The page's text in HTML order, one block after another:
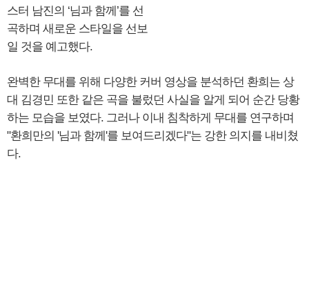
스터 남진의 ‘님과 함께’를 선
곡하며 새로운 스타일을 선보
일 것을 예고했다.
완벽한 무대를 위해 다양한 커버 영상을 분석하던 환희는 상
대 김경민 또한 같은 곡을 불렀던 사실을 알게 되어 순간 당황
하는 모습을 보였다. 그러나 이내 침착하게 무대를 연구하며
"환희만의 '님과 함께'를 보여드리겠다"는 강한 의지를 내비쳤
다.